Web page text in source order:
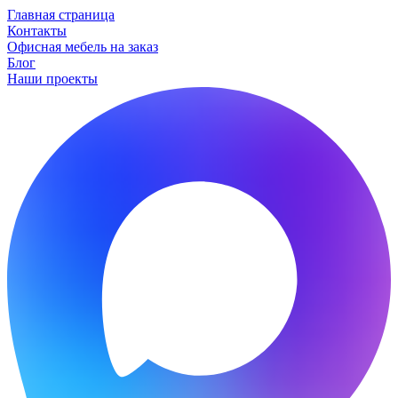
Главная страница
Контакты
Офисная мебель на заказ
Блог
Наши проекты